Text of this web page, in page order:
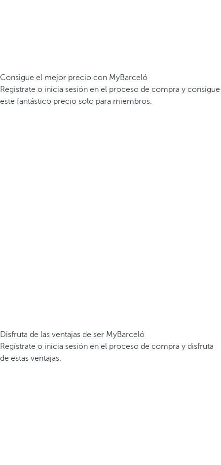
Consigue el mejor precio con MyBarceló
Registrate o inicia sesión en el proceso de compra y consigue
este fantástico precio solo para miembros.
Disfruta de las ventajas de ser MyBarceló
Regístrate o inicia sesión en el proceso de compra y disfruta
de estas ventajas.